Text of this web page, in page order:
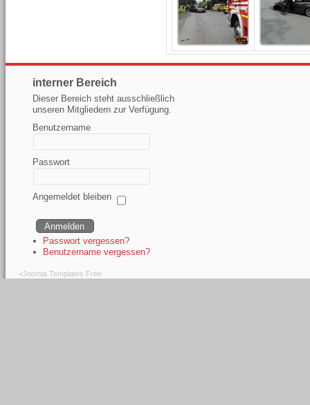
interner Bereich
Dieser Bereich steht ausschließlich
unseren Mitgliedern zur Verfügung.
Benutzername
Passwort
Angemeldet bleiben
Passwort vergessen?
Benutzername vergessen?
<Joomla Templates Free